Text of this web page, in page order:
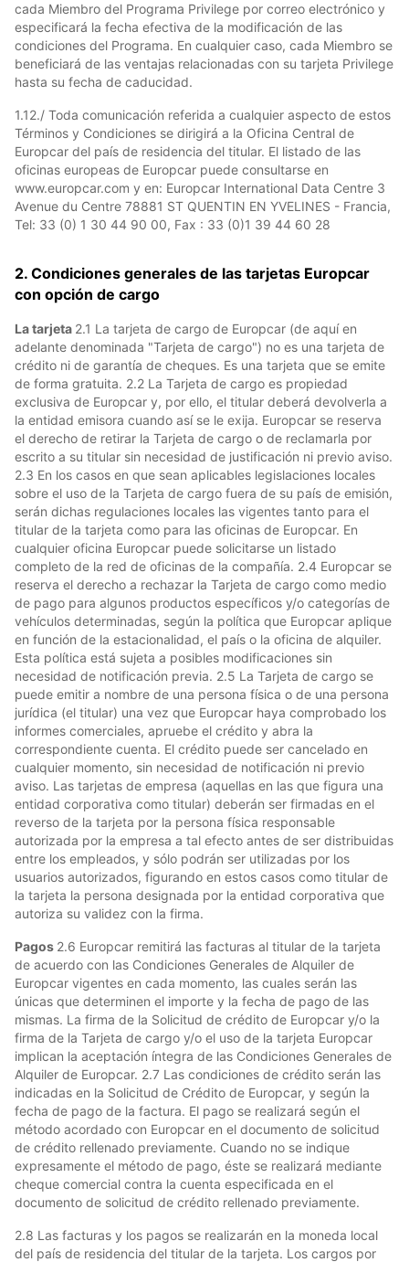
cada Miembro del Programa Privilege por correo electrónico y
especificará la fecha efectiva de la modificación de las
condiciones del Programa. En cualquier caso, cada Miembro se
beneficiará de las ventajas relacionadas con su tarjeta Privilege
hasta su fecha de caducidad.
1.12./ Toda comunicación referida a cualquier aspecto de estos
Términos y Condiciones se dirigirá a la Oficina Central de
Europcar del país de residencia del titular. El listado de las
oficinas europeas de Europcar puede consultarse en
www.europcar.com y en: Europcar International Data Centre 3
Avenue du Centre 78881 ST QUENTIN EN YVELINES - Francia,
Tel: 33 (0) 1 30 44 90 00, Fax : 33 (0)1 39 44 60 28
2. Condiciones generales de las tarjetas Europcar
con opción de cargo
La tarjeta 2.1 La tarjeta de cargo de Europcar (de aquí en
adelante denominada "Tarjeta de cargo") no es una tarjeta de
crédito ni de garantía de cheques. Es una tarjeta que se emite
de forma gratuita. 2.2 La Tarjeta de cargo es propiedad
exclusiva de Europcar y, por ello, el titular deberá devolverla a
la entidad emisora cuando así se le exija. Europcar se reserva
el derecho de retirar la Tarjeta de cargo o de reclamarla por
escrito a su titular sin necesidad de justificación ni previo aviso.
2.3 En los casos en que sean aplicables legislaciones locales
sobre el uso de la Tarjeta de cargo fuera de su país de emisión,
serán dichas regulaciones locales las vigentes tanto para el
titular de la tarjeta como para las oficinas de Europcar. En
cualquier oficina Europcar puede solicitarse un listado
completo de la red de oficinas de la compañía. 2.4 Europcar se
reserva el derecho a rechazar la Tarjeta de cargo como medio
de pago para algunos productos específicos y/o categorías de
vehículos determinadas, según la política que Europcar aplique
en función de la estacionalidad, el país o la oficina de alquiler.
Esta política está sujeta a posibles modificaciones sin
necesidad de notificación previa. 2.5 La Tarjeta de cargo se
puede emitir a nombre de una persona física o de una persona
jurídica (el titular) una vez que Europcar haya comprobado los
informes comerciales, apruebe el crédito y abra la
correspondiente cuenta. El crédito puede ser cancelado en
cualquier momento, sin necesidad de notificación ni previo
aviso. Las tarjetas de empresa (aquellas en las que figura una
entidad corporativa como titular) deberán ser firmadas en el
reverso de la tarjeta por la persona física responsable
autorizada por la empresa a tal efecto antes de ser distribuidas
entre los empleados, y sólo podrán ser utilizadas por los
usuarios autorizados, figurando en estos casos como titular de
la tarjeta la persona designada por la entidad corporativa que
autoriza su validez con la firma.
Pagos 2.6 Europcar remitirá las facturas al titular de la tarjeta
de acuerdo con las Condiciones Generales de Alquiler de
Europcar vigentes en cada momento, las cuales serán las
únicas que determinen el importe y la fecha de pago de las
mismas. La firma de la Solicitud de crédito de Europcar y/o la
firma de la Tarjeta de cargo y/o el uso de la tarjeta Europcar
implican la aceptación íntegra de las Condiciones Generales de
Alquiler de Europcar. 2.7 Las condiciones de crédito serán las
indicadas en la Solicitud de Crédito de Europcar, y según la
fecha de pago de la factura. El pago se realizará según el
método acordado con Europcar en el documento de solicitud
de crédito rellenado previamente. Cuando no se indique
expresamente el método de pago, éste se realizará mediante
cheque comercial contra la cuenta especificada en el
documento de solicitud de crédito rellenado previamente.
2.8 Las facturas y los pagos se realizarán en la moneda local
del país de residencia del titular de la tarjeta. Los cargos por